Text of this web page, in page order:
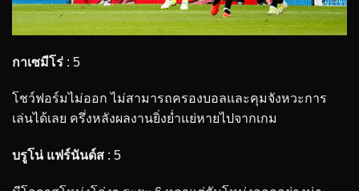
กาเซมีโร่ : 5
โชว์ฟอร์มไม่ออก ไม่สามารถครองบอลและคุมจังหวะการ
เล่นได้เลย ครึ่งหลังผลงานยิ่งย่ำแย่หายไปจากเกม
บรูโน่ แฟร์นันด์ส : 5